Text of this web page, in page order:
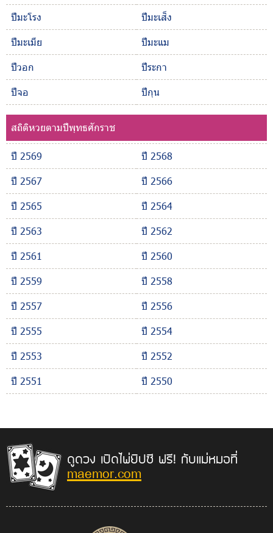
ปีมะโรง
ปีมะเส็ง
ปีมะเมีย
ปีมะแม
ปีวอก
ปีระกา
ปีจอ
ปีกุน
สถิติหวยตามปีพุทธศักราช
ปี 2569
ปี 2568
ปี 2567
ปี 2566
ปี 2565
ปี 2564
ปี 2563
ปี 2562
ปี 2561
ปี 2560
ปี 2559
ปี 2558
ปี 2557
ปี 2556
ปี 2555
ปี 2554
ปี 2553
ปี 2552
ปี 2551
ปี 2550
ดูดวง เปิดไพ่ยิปซี ฟรี! กับแม่หมอที่
maemor.com